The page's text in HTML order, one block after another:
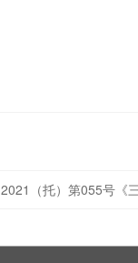
2021（托）第055号《